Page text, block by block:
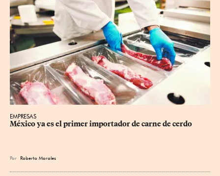
EMPRESAS
México ya es el primer importador de carne de cerdo
Por Roberto Morales